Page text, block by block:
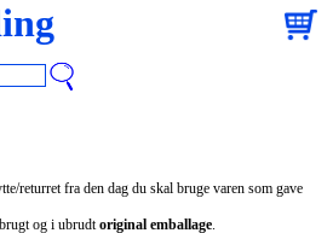
returret fra den dag du skal bruge varen som gave
og i ubrudtoriginal emballage.